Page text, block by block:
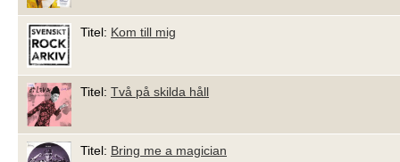
Titel: Kom till mig
Titel: Två på skilda håll
Titel: Bring me a magician